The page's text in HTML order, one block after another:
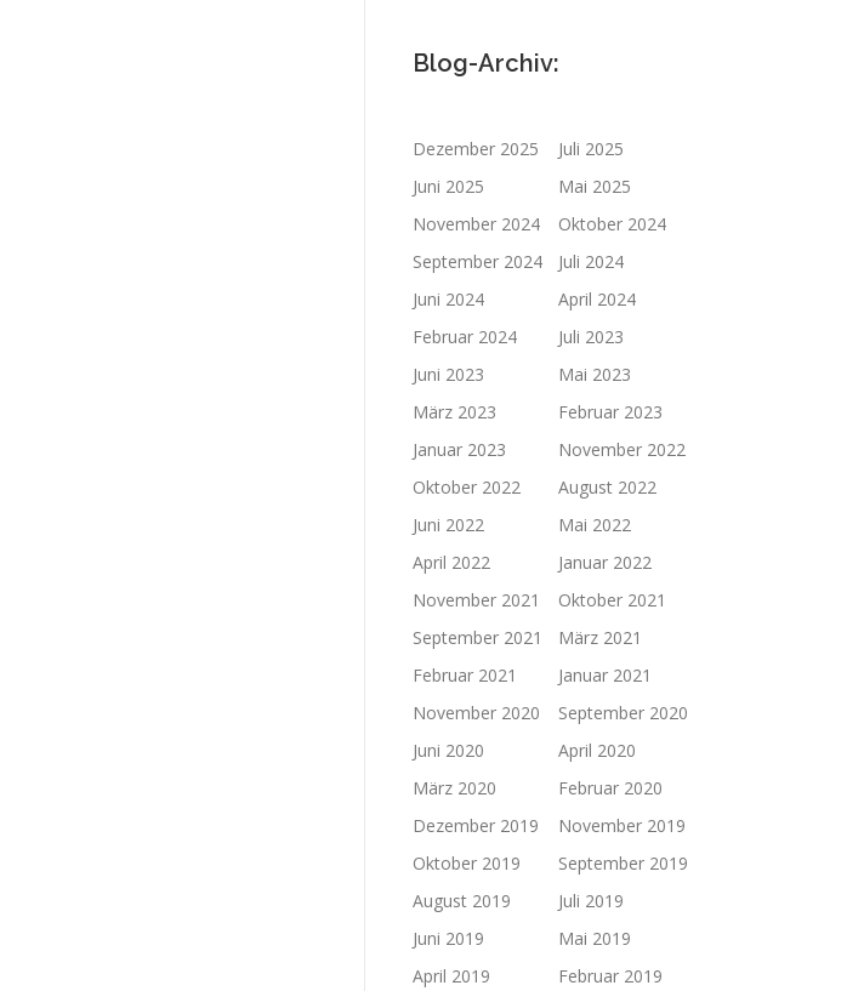
Blog-Archiv:
Dezember 2025
Juli 2025
Juni 2025
Mai 2025
November 2024
Oktober 2024
September 2024
Juli 2024
Juni 2024
April 2024
Februar 2024
Juli 2023
Juni 2023
Mai 2023
März 2023
Februar 2023
Januar 2023
November 2022
Oktober 2022
August 2022
Juni 2022
Mai 2022
April 2022
Januar 2022
November 2021
Oktober 2021
September 2021
März 2021
Februar 2021
Januar 2021
November 2020
September 2020
Juni 2020
April 2020
März 2020
Februar 2020
Dezember 2019
November 2019
Oktober 2019
September 2019
August 2019
Juli 2019
Juni 2019
Mai 2019
April 2019
Februar 2019